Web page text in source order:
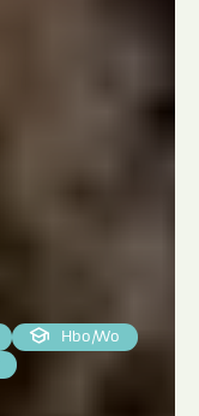
Hbo|Wo